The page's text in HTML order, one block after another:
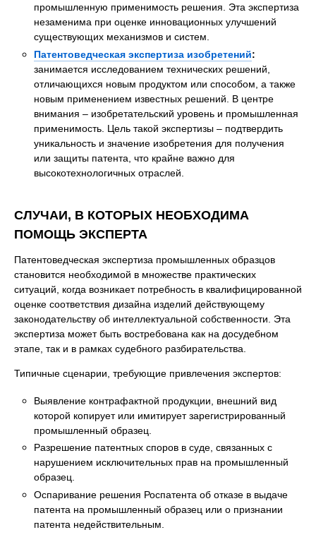
промышленную применимость решения. Эта экспертиза
незаменима при оценке инновационных улучшений
существующих механизмов и систем.
Патентоведческая экспертиза изобретений:
занимается исследованием технических решений,
отличающихся новым продуктом или способом, а также
новым применением известных решений. В центре
внимания – изобретательский уровень и промышленная
применимость. Цель такой экспертизы – подтвердить
уникальность и значение изобретения для получения
или защиты патента, что крайне важно для
высокотехнологичных отраслей.
СЛУЧАИ, В КОТОРЫХ НЕОБХОДИМА
ПОМОЩЬ ЭКСПЕРТА
Патентоведческая экспертиза промышленных образцов
становится необходимой в множестве практических
ситуаций, когда возникает потребность в квалифицированной
оценке соответствия дизайна изделий действующему
законодательству об интеллектуальной собственности. Эта
экспертиза может быть востребована как на досудебном
этапе, так и в рамках судебного разбирательства.
Типичные сценарии, требующие привлечения экспертов:
Выявление контрафактной продукции, внешний вид
которой копирует или имитирует зарегистрированный
промышленный образец.
Разрешение патентных споров в суде, связанных с
нарушением исключительных прав на промышленный
образец.
Оспаривание решения Роспатента об отказе в выдаче
патента на промышленный образец или о признании
патента недействительным.